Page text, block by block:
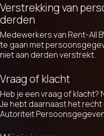
Verstrekking van
derden
Medewerkers van Rent-All
te gaan met
niet aan derden verstrekt.
Vraag of klacht
Heb je een vraag of
Je hebt daarnaast het
Autoriteit